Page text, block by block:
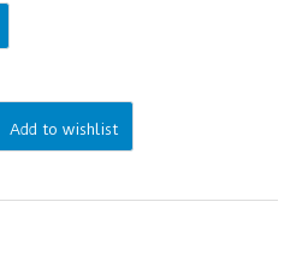
Add to wishlist